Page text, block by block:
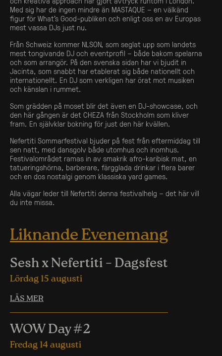
Med sig har de ingen mindre än MASTAQUE – en välkänd
figur för What’s Good-publiken och enligt oss en av Europas
mest vassa DJs just nu.
Från Schweiz kommer NLSON, som seglat upp som landets
mest tongivande DJ och eventprofil – både bakom spelarna
och som arrangör. På den svenska sidan har vi bjudit in
Jacinta, som snabbt har etablerat sig både nationellt och
internationellt. En DJ som verkligen har örat mot musiken
och känslan i rummet.
Som grädden på moset blir det även en DJ-showcase, och
den här gången är det CHEZA från Stockholm som kliver
fram. En självklar bokning för just den här kvällen.
Nefertiti Sommarfestival bjuder på fest från eftermiddag till
sen natt, med dansgolv både utomhus och inomhus.
Festivalområdet ramas in av smakrik afro-karibisk mat, en
tatueringshörna, barberare, färgglada drinkar i flera barer
och en dos nostalgi genom klassiska yard games.
Alla vägar leder till Nefertiti denna festivalhelg – det här vill
du inte missa.
Liknande Evenemang
Sesh x Nefertiti – Dagsfest
Lördag 15 augusti
LÄS MER
WOW Day #2
Fredag 14 augusti